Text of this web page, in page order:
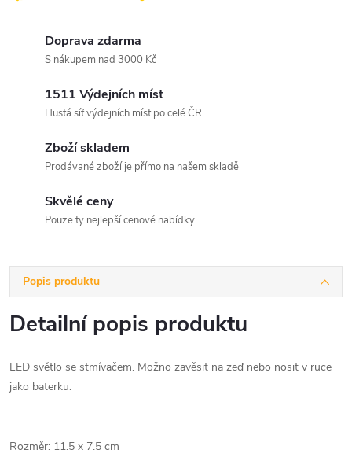
Doprava zdarma
S nákupem nad 3000 Kč
1511 Výdejních míst
Hustá síť výdejních míst po celé ČR
Zboží skladem
Prodávané zboží je přímo na našem skladě
Skvělé ceny
Pouze ty nejlepší cenové nabídky
Popis produktu
Detailní popis produktu
LED světlo se stmívačem. Možno zavěsit na zeď nebo nosit v ruce
jako baterku.
Rozměr: 11,5 x 7,5 cm